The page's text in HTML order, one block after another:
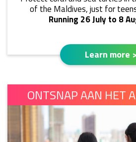
of the Maldives, just for
Running 26 July to 8
Learn more
ONTSNAP AAN HET